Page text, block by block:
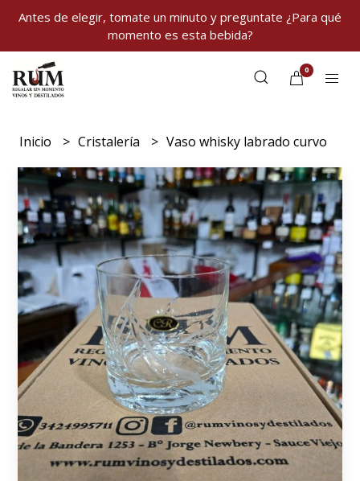
Antes de elegir, tomate un minuto y preguntate ¿Para qué
momento es esta bebida?
0
Inicio Cristalería Vaso whisky labrado curvo